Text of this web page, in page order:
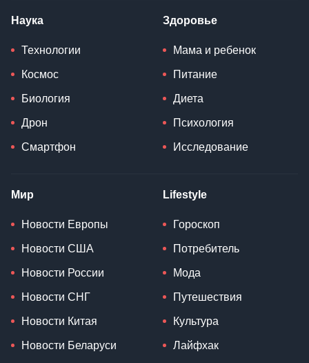
Наука
Технологии
Космос
Биология
Дрон
Смартфон
Здоровье
Мама и ребенок
Питание
Диета
Психология
Исследование
Мир
Новости Европы
Новости США
Новости России
Новости СНГ
Новости Китая
Новости Беларуси
Lifestyle
Гороскоп
Потребитель
Мода
Путешествия
Культура
Лайфхак